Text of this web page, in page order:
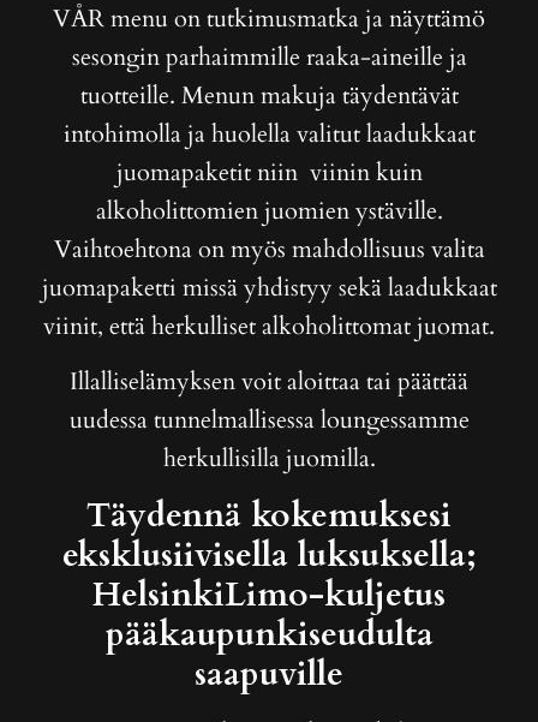
VÅR menu on tutkimusmatka ja näyttämö
sesongin parhaimmille raaka-aineille ja
tuotteille. Menun makuja täydentävät
intohimolla ja huolella valitut laadukkaat
juomapaketit niin viinin kuin
alkoholittomien juomien ystäville.
Vaihtoehtona on myös mahdollisuus valita
juomapaketti missä yhdistyy sekä laadukkaat
viinit, että herkulliset alkoholittomat juomat.
Illalliselämyksen voit aloittaa tai päättää
uudessa tunnelmallisessa loungessamme
herkullisilla juomilla.
Täydennä kokemuksesi
eksklusiivisella luksuksella;
HelsinkiLimo-kuljetus
pääkaupunkiseudulta
saapuville